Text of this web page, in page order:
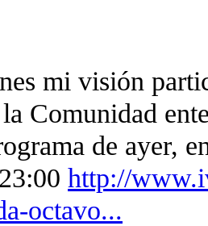
mi visión
Comunidad
de ayer,
http://
octavo...